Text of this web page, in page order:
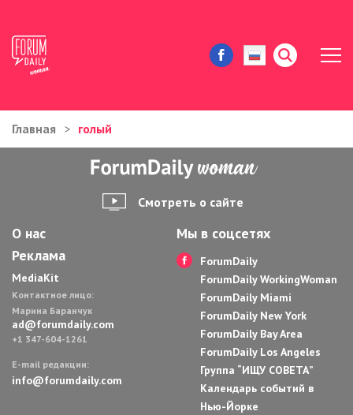
ИММИГРАЦИЯ В США
АВТОРСКИЕ КОЛОНКИ
ЗДОРОВЬЕ И КРАСОТА
ДОМ И ЕДА
Главная голый
Смотреть о сайте
О нас
Реклама
MediaKit
Контактное лицо:
Марина Баранчук
ad@forumdaily.com
+1 347-604-1261
E-mail редакции:
info@forumdaily.com
Мы в соцсетях
ForumDaily
ForumDaily WorkingWoman
ForumDaily Miami
ForumDaily New York
ForumDaily Bay Area
ForumDaily Los Angeles
Группа “ИЩУ СОВЕТА”
Календарь событий в
Нью-Йорке